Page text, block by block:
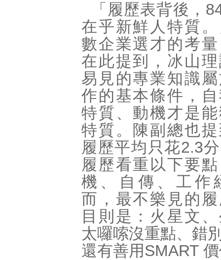
「履歷表背後，
在乎新鮮人特質
數企業選才的考
在此提到，冰山
易見的專業知識
作的基本條件，
特質、動機才是
特質。陳副總也
履歷平均只花2.3
履歷看重以下要
機、自傳、工作
而，最不樂見的
目則是：火星文
太囉嗦沒重點、錯
還有善用SMART